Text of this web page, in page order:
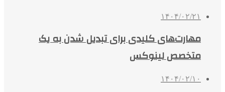
۱۴۰۴/۰۲/۲۱
مهارت‌های کلیدی برای تبدیل شدن به یک
متخصص لینوکس
۱۴۰۴/۰۲/۱۰